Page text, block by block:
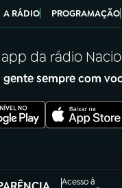
A RÁDIO PROGRAMAÇÃO
app da rádio
gente sempre com
Acesso à